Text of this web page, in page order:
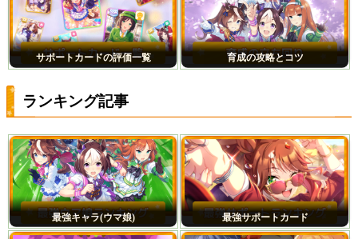
サポートカードの評価一覧 育成の攻略とコツ
ランキング記事
最強キャラ(ウマ娘) 最強サポートカード